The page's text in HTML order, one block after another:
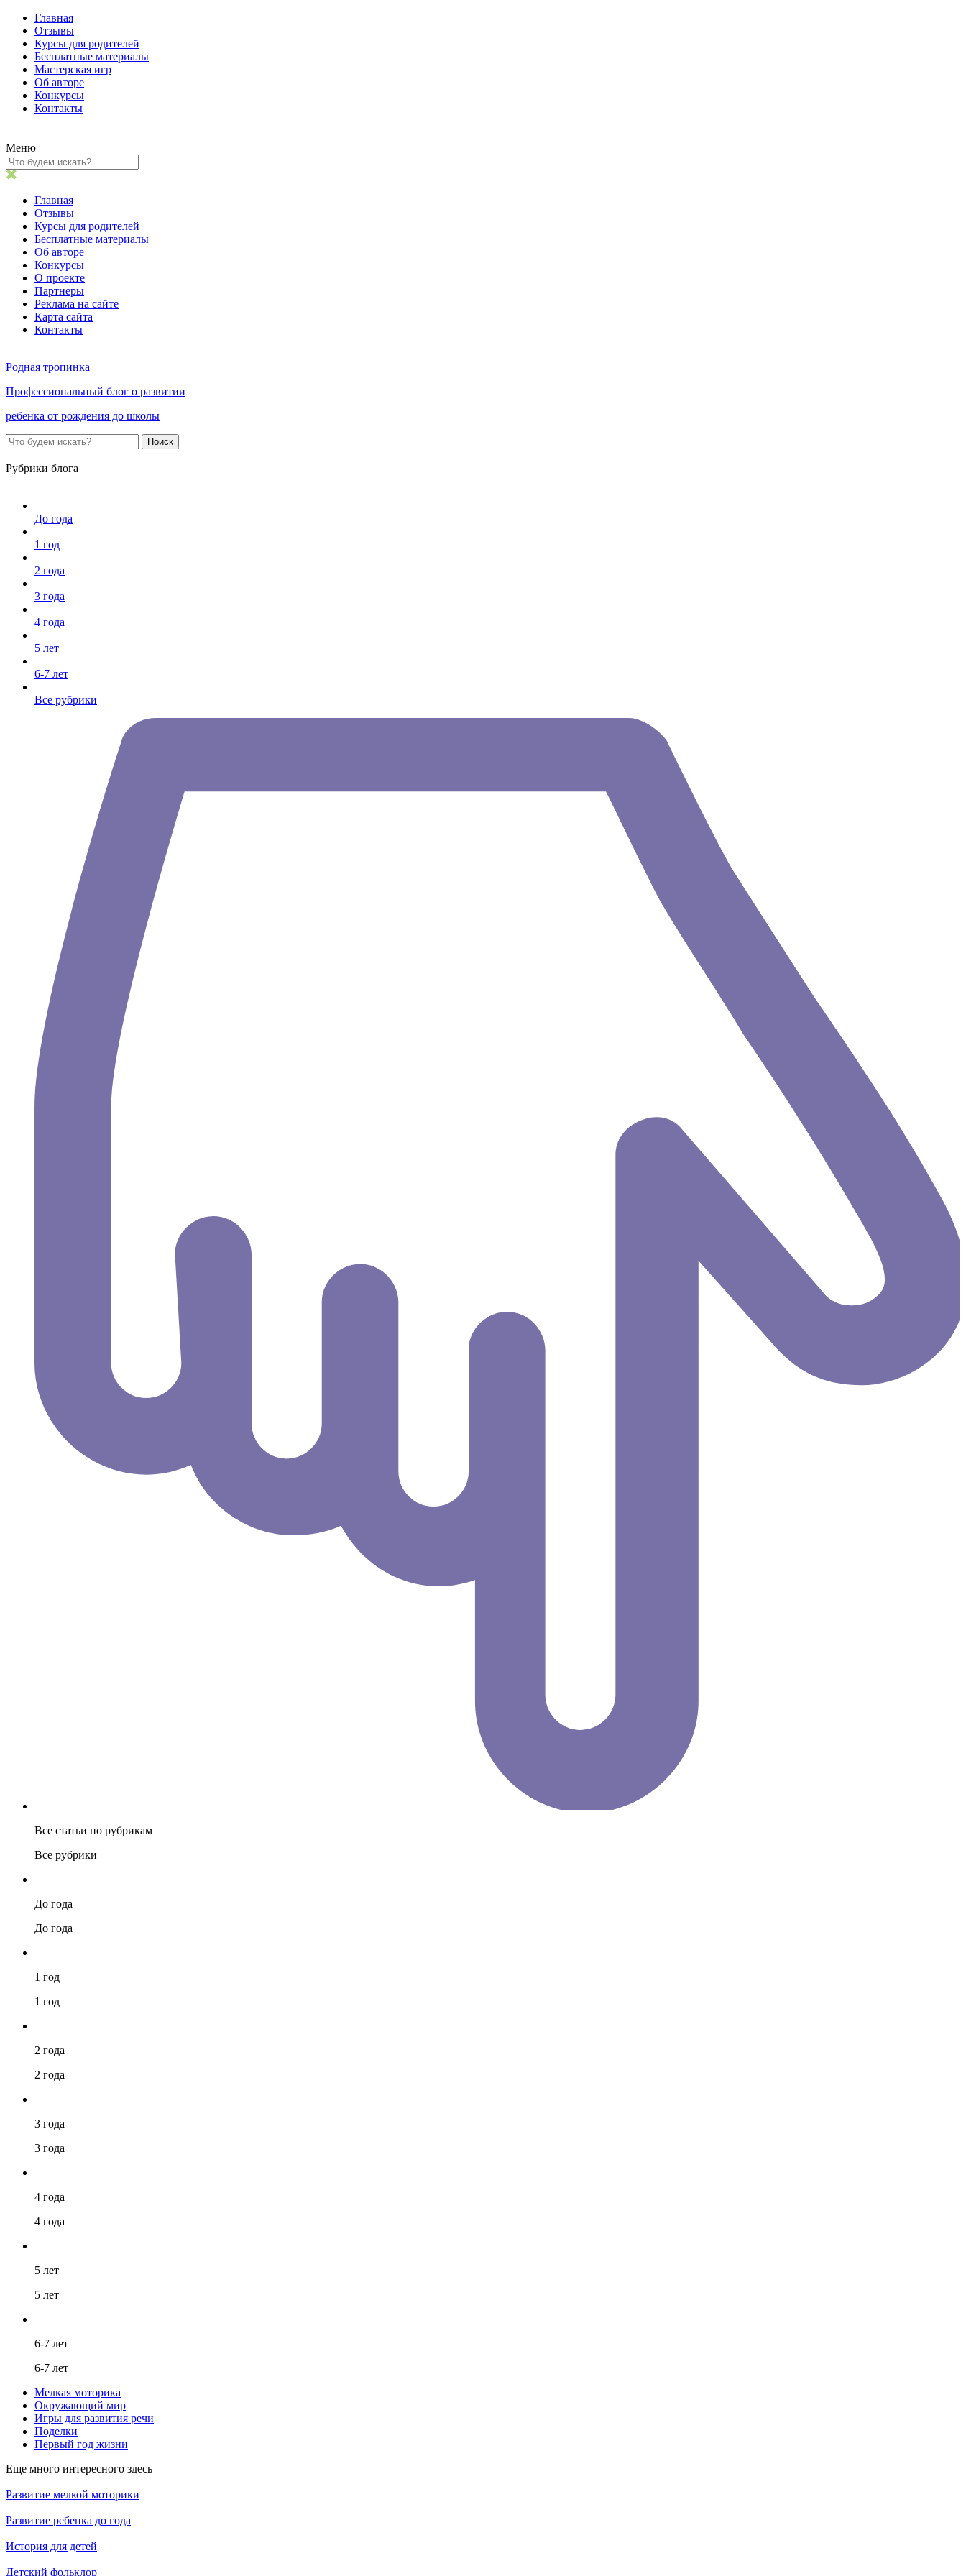
Главная
Отзывы
Курсы для родителей
Бесплатные материалы
Мастерская игр
Об авторе
Конкурсы
Контакты
Меню
Главная
Отзывы
Курсы для родителей
Бесплатные материалы
Об авторе
Конкурсы
О проекте
Партнеры
Реклама на сайте
Карта сайта
Контакты
Родная тропинка
Профессиональный блог о развитии
ребенка от рождения до школы
Поиск
Рубрики блога
До года
1 год
2 года
3 года
4 года
5 лет
6-7 лет
Все рубрики
Все статьи по рубрикам
Все рубрики
До года
До года
1 год
1 год
2 года
2 года
3 года
3 года
4 года
4 года
5 лет
5 лет
6-7 лет
6-7 лет
Мелкая моторика
Окружающий мир
Игры для развития речи
Поделки
Первый год жизни
Еще много интересного здесь
Развитие мелкой моторики
Развитие ребенка до года
История для детей
Детский фольклор